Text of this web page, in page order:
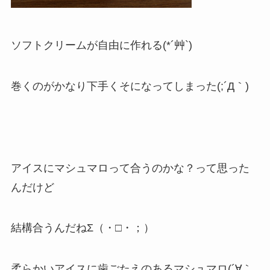
ソフトクリームが自由に作れる(*´艸`)
巻くのがかなり下手くそになってしまった(;´Д｀)
アイスにマシュマロって合うのかな？って思った
んだけど
結構合うんだねΣ（・□・；）